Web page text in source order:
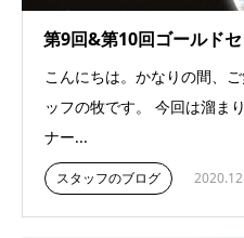
第9回&第10回ゴールド
こんにちは。かなりの間、
ッフの牧です。 今回は溜ま
ナー...
スタッフのブログ